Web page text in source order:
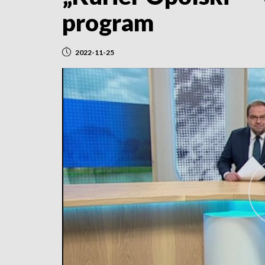
program
2022-11-25